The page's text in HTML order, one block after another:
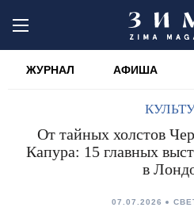
ЖУРНАЛ АФИША
От тайных холстов
Капура: 15 главных
в
07.07.2026